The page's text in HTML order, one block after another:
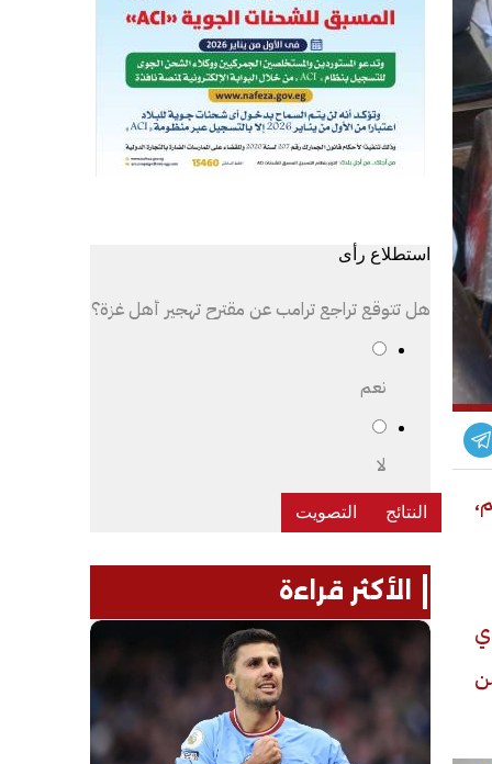
استطلاع رأى
هل تتوقع تراجع ترامب عن مقترح تهجير أهل غزة؟
نعم
لا
الأكثر قراءة